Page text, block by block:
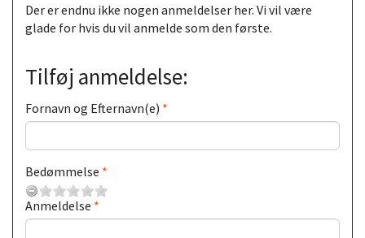
Der er endnu ikke nogen anmeldelser her. Vi vil være
glade for hvis du vil anmelde som den første.
Tilføj anmeldelse:
Fornavn og Efternavn(e)
Bedømmelse
Anmeldelse